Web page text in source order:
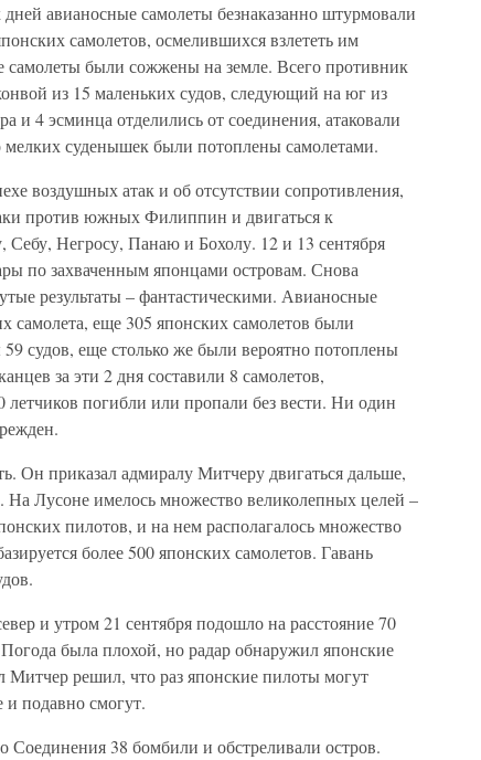
авианосные самолеты безнаказанно штурмовали
самолетов, осмелившихся взлететь им
самолеты были сожжены на земле. Всего противник
из 15 маленьких судов, следующий на юг из
и 4 эсминца отделились от соединения, атаковали
мелких суденышек были потоплены самолетами.
воздушных атак и об отсутствии сопротивления,
против южных Филиппин и двигаться к
Негросу, Панаю и Бохолу. 12 и 13 сентября
по захваченным японцами островам. Снова
результаты – фантастическими. Авианосные
самолета, еще 305 японских самолетов были
судов, еще столько же были вероятно потоплены
за эти 2 дня составили 8 самолетов,
погибли или пропали без вести. Ни один
Он приказал адмиралу Митчеру двигаться дальше,
На Лусоне имелось множество великолепных целей –
пилотов, и на нем располагалось множество
более 500 японских самолетов. Гавань
и утром 21 сентября подошло на расстояние 70
была плохой, но радар обнаружил японские
решил, что раз японские пилоты могут
и подавно смогут.
Соединения 38 бомбили и обстреливали остров.